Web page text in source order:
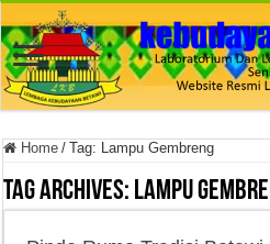
Home / Tag: Lampu Gembreng
Tag Archives: Lampu